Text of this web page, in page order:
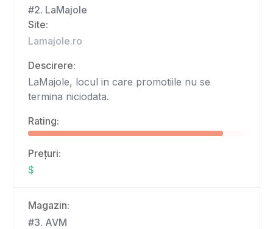
#2. LaMajole
Site:
Lamajole.ro
Descirere:
LaMajole, locul in care promotiile nu se
termina niciodata.
Rating:
Prețuri:
$
Magazin:
#3. AVM